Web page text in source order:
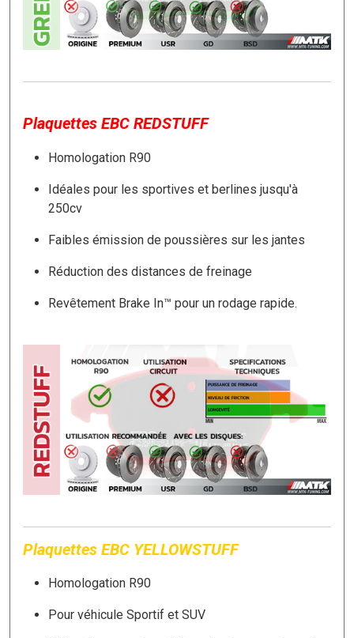
Plaquettes EBC REDSTUFF
Homologation R90
Idéales pour les sportives et berlines jusqu'à
250cv
Faibles émission de poussières sur les jantes
Réduction des distances de freinage
Revêtement Brake In™ pour un rodage rapide.
Plaquettes EBC YELLOWSTUFF
Homologation R90
Pour véhicule Sportif et SUV